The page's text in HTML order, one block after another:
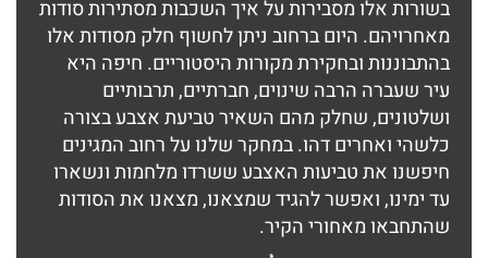
בשורות אלו מסבירות על איך השכבות מסתירות סודות
מאחרויהם. היום ברחוב ניתן לחשוף חלק מסודות אלו
בהתבוננות ובחקירת מקורות היסטוריים. חיפה היא
עיר שעברה הרבה שינוים, חברתיים, תרבותיים
ושלטונים, שחלק מהם השאיר טביעת אצבע בצורה
כלשהי ואחרים דהו. במחקר שלנו על רחוב המגינים
חיפשנו את טביעות האצבע ששרדו מלחמות ונשארו
עד ימינו, ואפשר להגיד שמצאנו, מצאנו את הסודות
שהתחבאו מאחורי הקיר.